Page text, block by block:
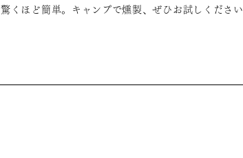
驚くほど簡単。キャンプで燻製、ぜひお試しください